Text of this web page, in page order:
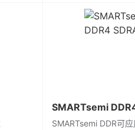
SMARTsemi
SMARTsemi DDR可